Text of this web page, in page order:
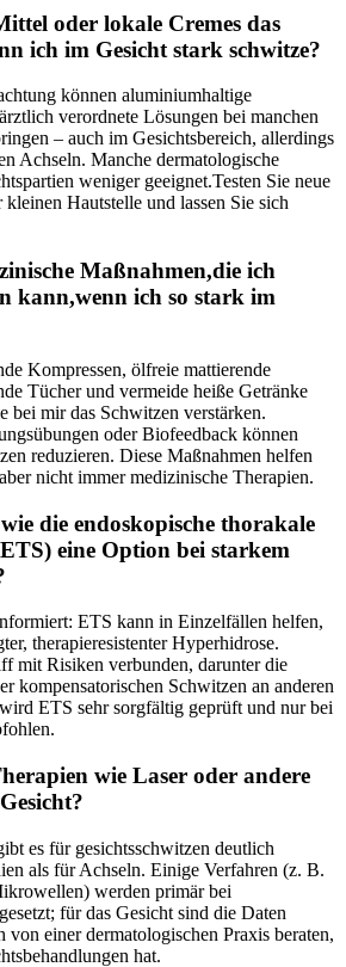
oder lokale Cremes das
ich⁢ im Gesicht⁣ stark schwitze?
‍können aluminiumhaltige​
verordnete⁣ Lösungen bei manchen
– auch im Gesichtsbereich,‌ allerdings
⁢Achseln. Manche dermatologische
weniger geeignet.Testen​ Sie neue
kleinen‌ Hautstelle und ⁢lassen Sie sich
⁣Maßnahmen,die​ ich‍
kann,wenn ich so ⁣stark‌ im
Kompressen, ölfreie mattierende
Tücher⁤ und vermeide⁤ heiße Getränke
⁣bei mir das Schwitzen ⁣verstärken.
oder Biofeedback können
reduzieren.‍ Diese⁤ Maßnahmen helfen
nicht immer medizinische Therapien.
die endoskopische ‌thorakale
eine Option bei‌ starkem
ETS ⁣kann in Einzelfällen helfen,
​therapieresistenter Hyperhidrose.
mit Risiken⁣ verbunden, darunter die
kompensatorischen Schwitzen an anderen
ETS sehr sorgfältig​ geprüft und nur bei
wie Laser oder andere
es für gesichtsschwitzen deutlich
als für Achseln. Einige⁢ Verfahren (z.⁣ B.
werden ‍primär bei
für das Gesicht sind⁤ die Daten
von ​einer⁣ dermatologischen‍ Praxis beraten,
hat.